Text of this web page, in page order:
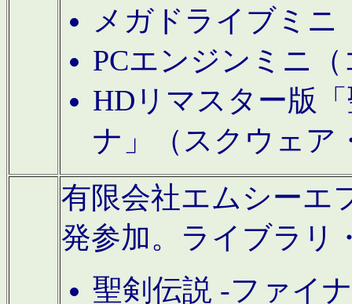
メガドライブミニ
PCエンジンミニ
HDリマスター版
ナ」（スクウェア
有限会社エムシーエ
発参加。ライブラリ
聖剣伝説 -ファイ